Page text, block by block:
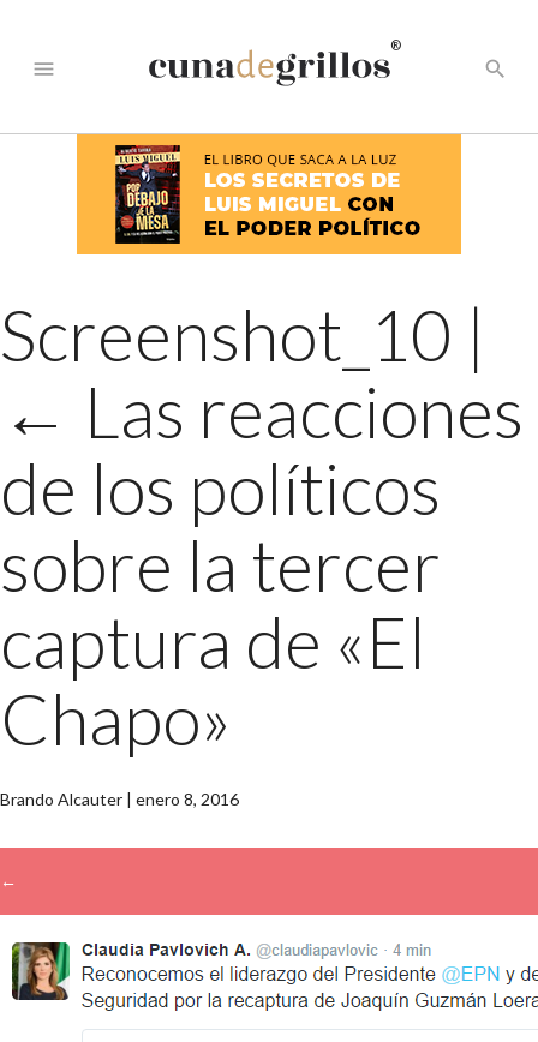
menu
®
search
Screenshot_10 |
← Las reacciones
de los políticos
sobre la tercer
captura de «El
Chapo»
Brando Alcauter | enero 8, 2016
←
→